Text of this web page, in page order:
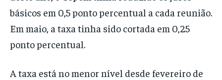
básicos em 0,5 ponto percentual a cada reunião.
Em maio, a taxa tinha sido cortada em 0,25
ponto percentual.
A taxa está no menor nível desde fevereiro de